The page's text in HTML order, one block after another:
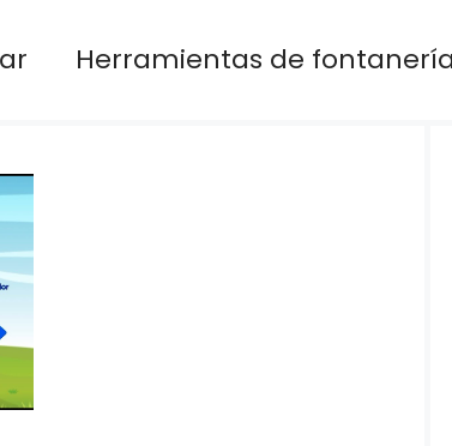
Herramientas de fontanería